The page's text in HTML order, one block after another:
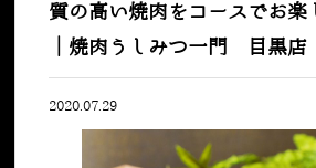
質の高い焼肉をコースでお楽
｜焼肉うしみつ一門 目黒店
2020.07.29